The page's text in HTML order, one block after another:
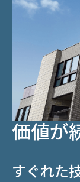
価値が
すぐれた